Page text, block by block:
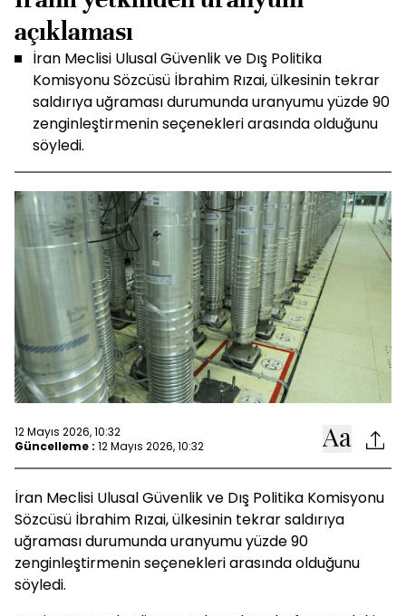
açıklaması
İran Meclisi Ulusal Güvenlik ve Dış Politika
Komisyonu Sözcüsü İbrahim Rızai, ülkesinin tekrar
saldırıya uğraması durumunda uranyumu yüzde 90
zenginleştirmenin seçenekleri arasında olduğunu
söyledi.
12 Mayıs 2026, 10:32
Güncelleme : 12 Mayıs 2026, 10:32
İran Meclisi Ulusal Güvenlik ve Dış Politika Komisyonu
Sözcüsü İbrahim Rızai, ülkesinin tekrar saldırıya
uğraması durumunda uranyumu yüzde 90
zenginleştirmenin seçenekleri arasında olduğunu
söyledi.